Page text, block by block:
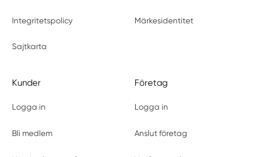
Integritetspolicy Märkesidentitet
Sajtkarta
Kunder
Logga in
Bli medlem
Företag
Logga in
Anslut företag